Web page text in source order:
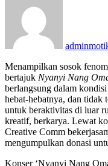
Menampilkan sosok
bertajuk Nyanyi Nang
berlangsung dalam
hebat-hebatnya, dan tidak
untuk beraktivitas di luar
kreatif, berkarya. Lewat
Creative Comm
mengumpulkan donasi
Konser ‘Nyanyi Nang